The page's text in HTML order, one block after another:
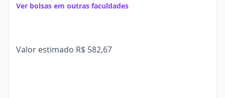
Ver bolsas em outras faculdades
Valor estimado R$ 582,67